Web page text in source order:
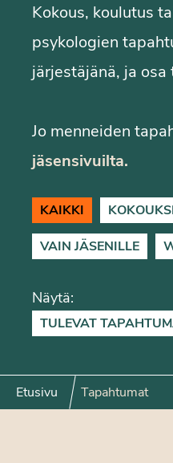
Kokous, koulutus
psykologien
järjestäjänä, ja
Jo menneiden
jäsensivuilta.
KAIKKI
VAIN JÄSENILLE
Näytä:
TULEVAT
Etusivu Tapahtumat